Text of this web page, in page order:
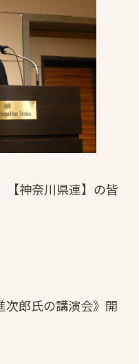
【神奈川県連】の皆
次郎氏の講演会》開